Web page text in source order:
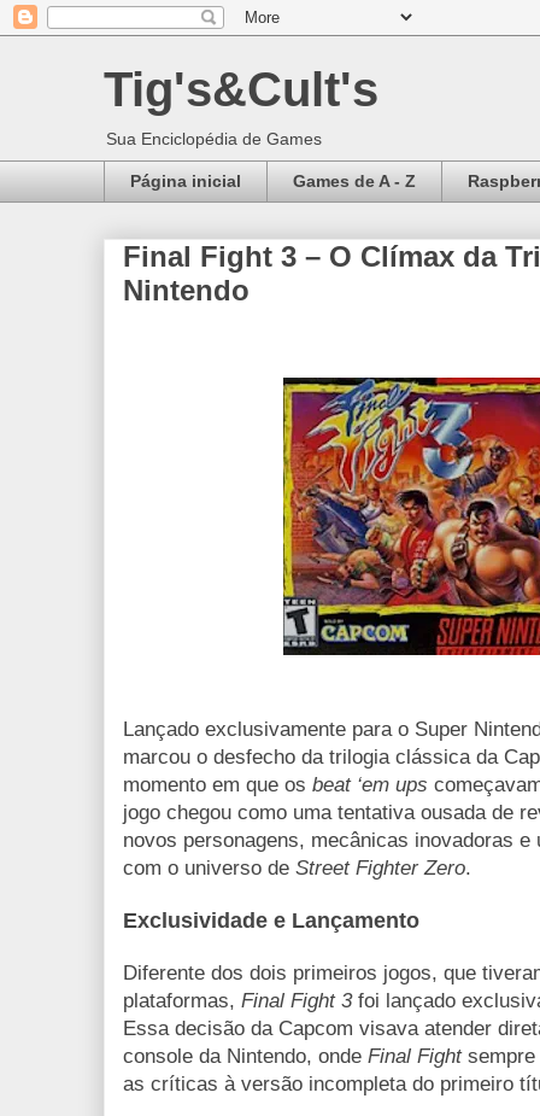
Tig's&Cult's
Sua Enciclopédia de Games
Página inicial Games de A - Z
Final Fight 3 – O Clímax da
Nintendo
Lançado exclusivamente para o Super
marcou o desfecho da trilogia clássica da
momento em que os beat ‘em ups
jogo chegou como uma tentativa ousada de
novos personagens, mecânicas inovadoras
com o universo de Street Fighter Zero.
Exclusividade e Lançamento
Diferente dos dois primeiros jogos, que
plataformas, Final Fight 3foi lançado
Essa decisão da Capcom visava atender
console da Nintendo, onde Final Fightsempre
as críticas à versão incompleta do primeiro